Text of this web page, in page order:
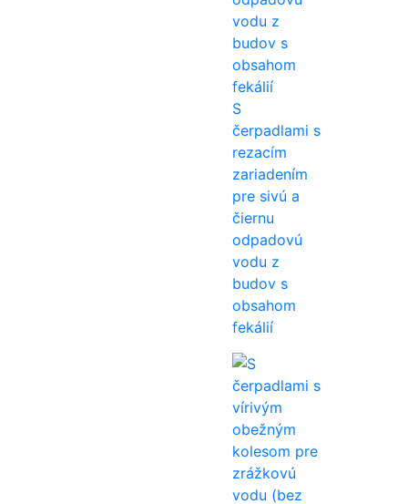
S
čerpadlami s
rezacím
zariadením
pre sivú a
čiernu
odpadovú
vodu z
budov s
obsahom
fekálií